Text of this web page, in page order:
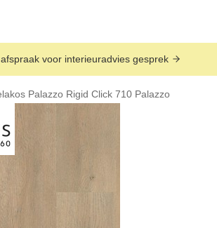
voor interieuradvies gesprek
Palazzo Rigid Click 710 Palazzo